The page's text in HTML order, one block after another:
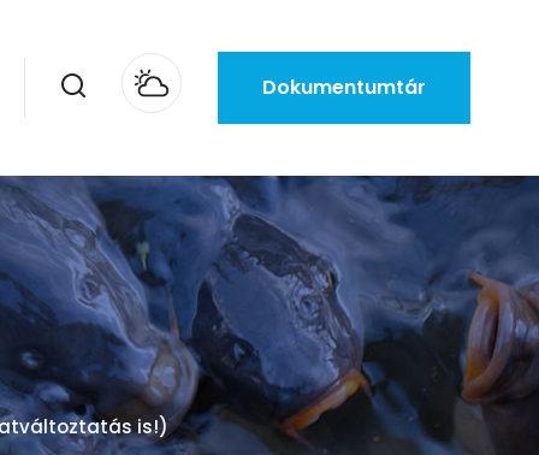
Dokumentumtár
is!)